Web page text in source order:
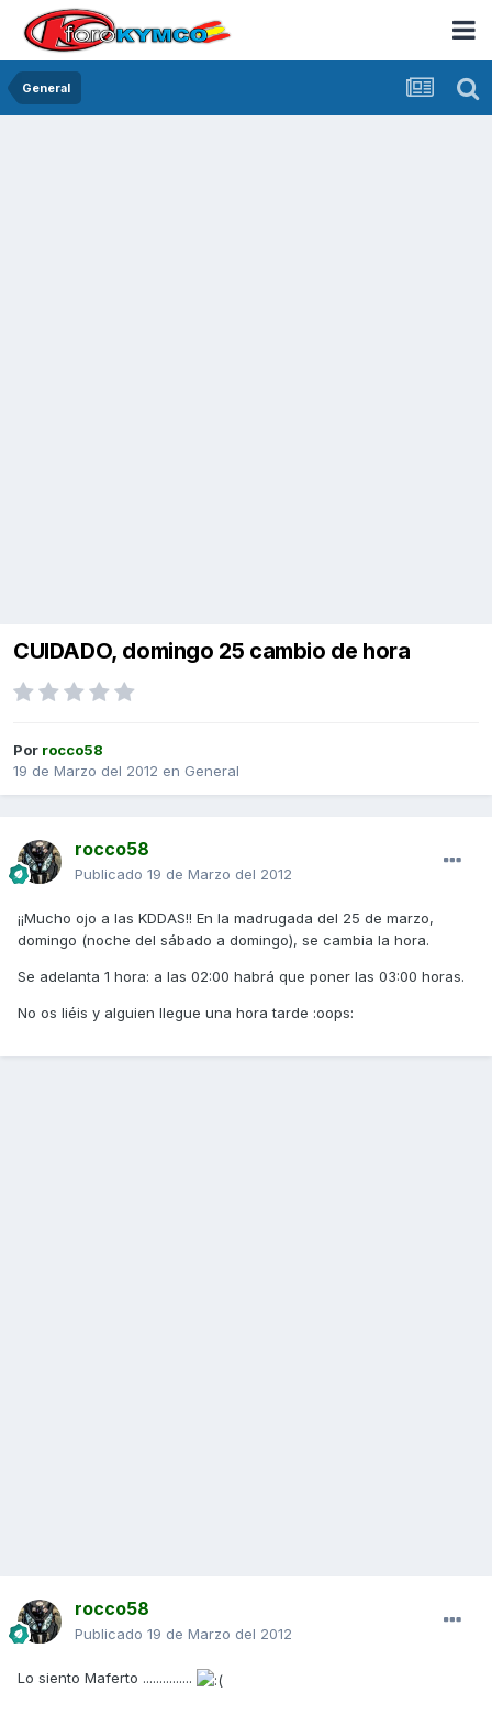
General
CUIDADO, domingo 25 cambio de hora
Por rocco58
19 de Marzo del 2012 en General
rocco58
Publicado 19 de Marzo del 2012
¡¡Mucho ojo a las KDDAS!! En la madrugada del 25 de marzo,
domingo (noche del sábado a domingo), se cambia la hora.
Se adelanta 1 hora: a las 02:00 habrá que poner las 03:00 horas.
No os liéis y alguien llegue una hora tarde :oops:
rocco58
Publicado 19 de Marzo del 2012
Lo siento Maferto ...............